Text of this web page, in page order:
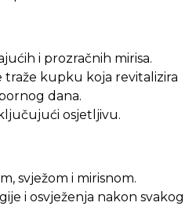
i prozračnih mirisa.
traže kupku koja revitalizira
dana.
osjetljivu.
svježom i mirisnom.
i osvježenja nakon svakog